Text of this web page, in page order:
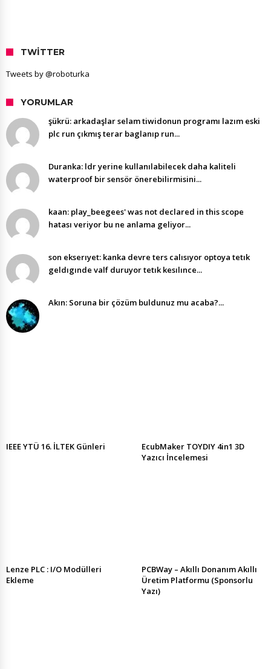
TWITTER
Tweets by @roboturka
YORUMLAR
şükrü: arkadaşlar selam tiwidonun programı lazım eski
plc run çıkmış terar baglanıp run...
Duranka: ldr yerine kullanılabilecek daha kaliteli
waterproof bir sensör önerebilirmisini...
kaan: play_beegees' was not declared in this scope
hatası veriyor bu ne anlama geliyor...
son ekserıyet: kanka devre ters calısıyor optoya tetık
geldıgınde valf duruyor tetık kesılınce...
Akın: Soruna bir çözüm buldunuz mu acaba?...
IEEE YTÜ 16. İLTEK Günleri
EcubMaker TOYDIY 4in1 3D
Yazıcı İncelemesi
Lenze PLC : I/O Modülleri
Ekleme
PCBWay – Akıllı Donanım Akıllı
Üretim Platformu (Sponsorlu
Yazı)